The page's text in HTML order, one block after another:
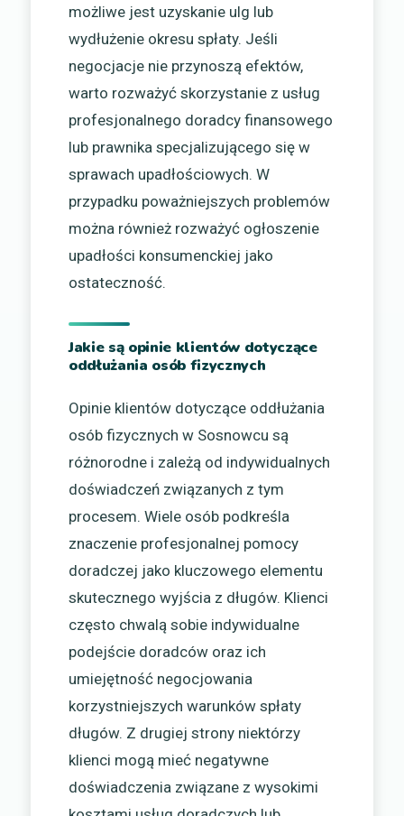
możliwe jest uzyskanie ulg lub
wydłużenie okresu spłaty. Jeśli
negocjacje nie przynoszą efektów,
warto rozważyć skorzystanie z usług
profesjonalnego doradcy finansowego
lub prawnika specjalizującego się w
sprawach upadłościowych. W
przypadku poważniejszych problemów
można również rozważyć ogłoszenie
upadłości konsumenckiej jako
ostateczność.
Jakie są opinie klientów dotyczące
oddłużania osób fizycznych
Opinie klientów dotyczące oddłużania
osób fizycznych w Sosnowcu są
różnorodne i zależą od indywidualnych
doświadczeń związanych z tym
procesem. Wiele osób podkreśla
znaczenie profesjonalnej pomocy
doradczej jako kluczowego elementu
skutecznego wyjścia z długów. Klienci
często chwalą sobie indywidualne
podejście doradców oraz ich
umiejętność negocjowania
korzystniejszych warunków spłaty
długów. Z drugiej strony niektórzy
klienci mogą mieć negatywne
doświadczenia związane z wysokimi